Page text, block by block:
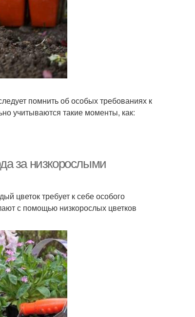
помнить об особых требованиях к
учитываются такие моменты, как:
за низкорослыми
цветок требует к себе особого
с помощью низкорослых цветков